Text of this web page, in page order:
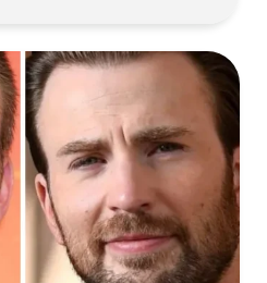
Veränderungen
Laufe der Jahre hin –
vollere,
Haarlinie auf
wahrscheinlichste
einem Eingriff
[…]